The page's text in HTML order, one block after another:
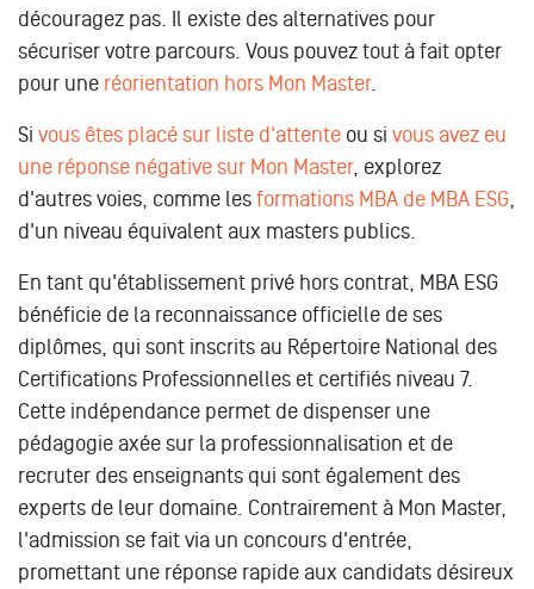
découragez pas. Il existe des alternatives pour
sécuriser votre parcours. Vous pouvez tout à fait opter
pour une réorientation hors Mon Master.
Si vous êtes placé sur liste d'attente ou si vous avez eu
une réponse négative sur Mon Master, explorez
d'autres voies, comme les formations MBA de MBA ESG,
d'un niveau équivalent aux masters publics.
En tant qu'établissement privé hors contrat, MBA ESG
bénéficie de la reconnaissance officielle de ses
diplômes, qui sont inscrits au Répertoire National des
Certifications Professionnelles et certifiés niveau 7.
Cette indépendance permet de dispenser une
pédagogie axée sur la professionnalisation et de
recruter des enseignants qui sont également des
experts de leur domaine. Contrairement à Mon Master,
l'admission se fait via un concours d'entrée,
promettant une réponse rapide aux candidats désireux